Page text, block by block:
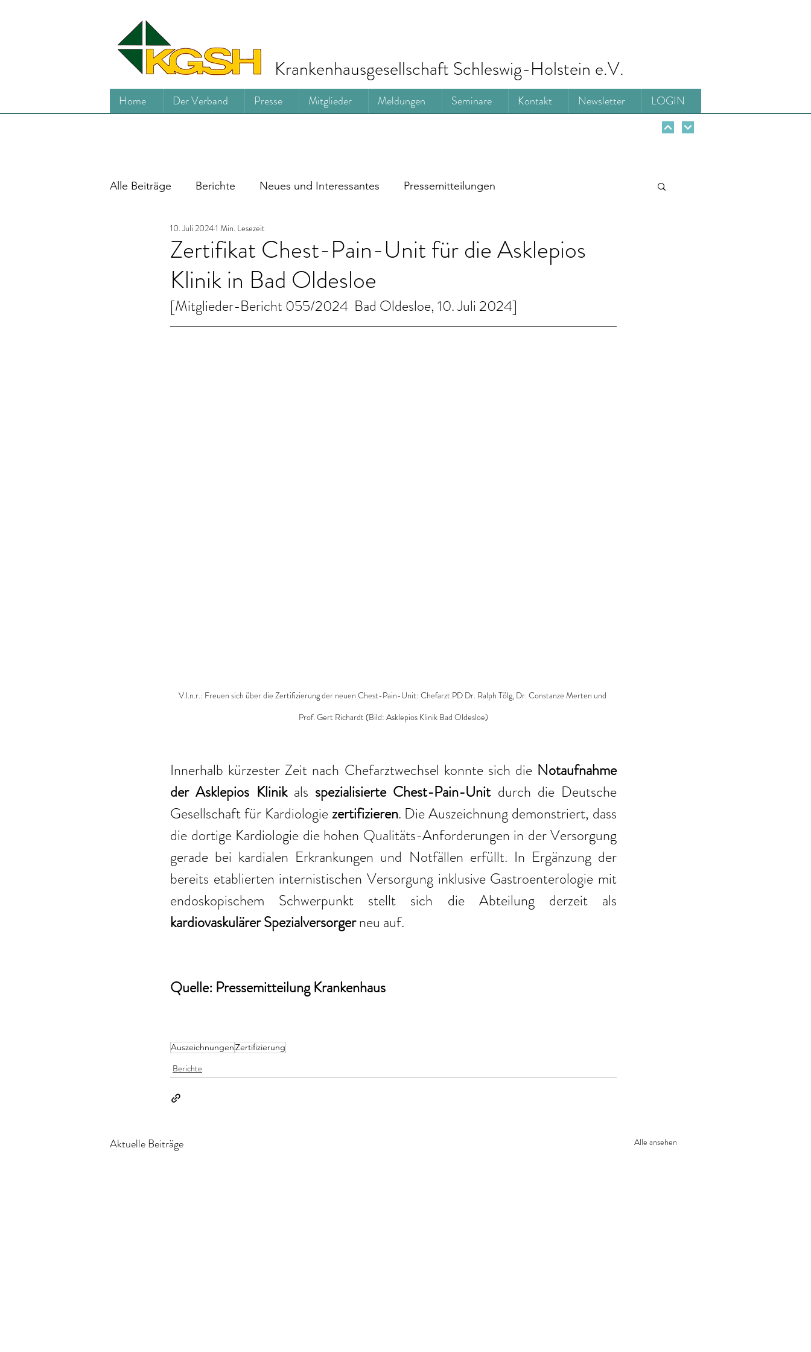
Home Der Verband Presse Mitglieder Meldungen Seminare Kontakt Newsletter LOGIN
Krankenhausgesellschaft Schleswig-Holstein e.V.
Alle Beiträge Berichte Neues und Interessantes Pressemitteilungen
Zertifikat Chest-Pain-Unit für die Asklepios
Klinik in Bad Oldesloe
10. Juli 20241 Min. Lesezeit
[Mitglieder-Bericht 055/2024  Bad Oldesloe, 10. Juli 2024]
V.l.n.r.: Freuen sich über die Zertifizierung der neuen Chest-Pain-Unit: Chefarzt PD Dr. Ralph Tölg, Dr. Constanze Merten und
Prof. Gert Richardt (Bild: Asklepios Klinik Bad Oldesloe)
Innerhalb kürzester Zeit nach Chefarztwechsel konnte sich die Notaufnahme
der Asklepios Klinik als spezialisierte Chest-Pain-Unit durch die Deutsche
Gesellschaft für Kardiologie zertifizieren. Die Auszeichnung demonstriert, dass
die dortige Kardiologie die hohen Qualitäts-Anforderungen in der Versorgung
gerade bei kardialen Erkrankungen und Notfällen erfüllt. In Ergänzung der
bereits etablierten internistischen Versorgung inklusive Gastroenterologie mit
kardiovaskulärer Spezialversorger neu auf.
Quelle: Pressemitteilung Krankenhaus
AuszeichnungenZertifizierung
Berichte
Aktuelle Beiträge Alle ansehen